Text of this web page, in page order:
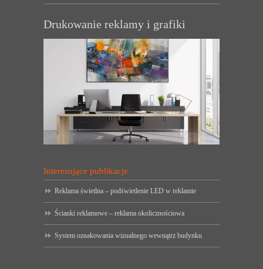
Drukowanie reklamy i grafiki
Interesujące publikacje
Reklama świetlna – podświetlenie LED w reklamie
Ścianki reklamowe – reklama okolicznościowa
System oznakowania wizualnego wewnątrz budynku